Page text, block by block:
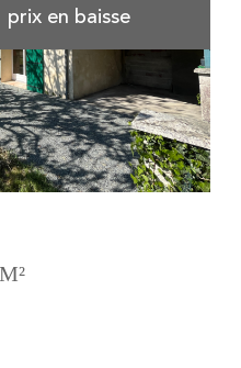
prix en baisse